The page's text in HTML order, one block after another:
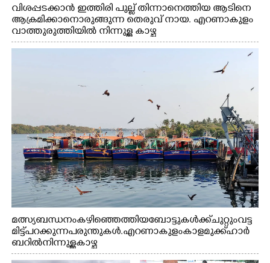
വിശപ്പടക്കാൻ ഇത്തിരി പുല്ല് തിന്നാനെത്തിയ ആടിനെ
ആക്രമിക്കാനൊരുങ്ങുന്ന തെരുവ് നായ. എറണാകുളം
വാത്തുരുത്തിയിൽ നിന്നുള്ള കാഴ്ച
മത്സ്യബന്ധനം കഴിഞ്ഞെത്തിയ ബോട്ടുകൾക്ക് ചുറ്റും വട്ട
മിട്ട് പറക്കുന്ന പരുന്തുകൾ. എറണാകുളം കാളമുക്ക് ഹാർ
ബറിൽ നിന്നുള്ള കാഴ്ച